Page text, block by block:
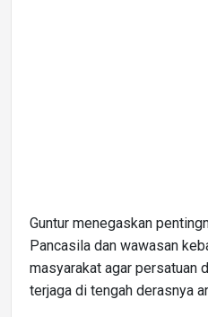
Guntur menegaskan
Pancasila dan wawasan
masyarakat agar persatuan
terjaga di tengah derasnya